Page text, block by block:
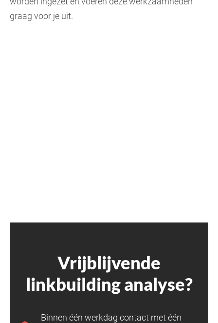
graag voor je uit.
Vrijblijvende
linkbuilding analyse?
Binnen één werkdag contact met één